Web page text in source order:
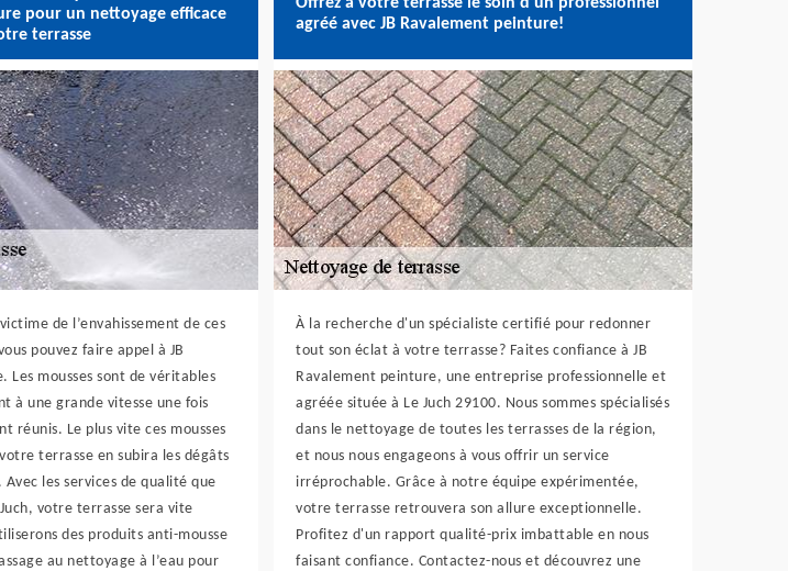
pour un nettoyage efficace
terrasse
de l’envahissement de ces
pouvez faire appel à JB
Les mousses sont de véritables
à une grande vitesse une fois
réunis. Le plus vite ces mousses
terrasse en subira les dégâts
Avec les services de qualité que
votre terrasse sera vite
des produits anti-mousse
au nettoyage à l’eau pour
agréé avec JB Ravalement peinture!
À la recherche d'un spécialiste certifié pour redonner
tout son éclat à votre terrasse? Faites confiance à JB
Ravalement peinture, une entreprise professionnelle et
agréée située à Le Juch 29100. Nous sommes spécialisés
dans le nettoyage de toutes les terrasses de la région,
et nous nous engageons à vous offrir un service
irréprochable. Grâce à notre équipe expérimentée,
votre terrasse retrouvera son allure exceptionnelle.
Profitez d'un rapport qualité-prix imbattable en nous
faisant confiance. Contactez-nous et découvrez une